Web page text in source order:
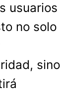
usuarios
no solo
sino